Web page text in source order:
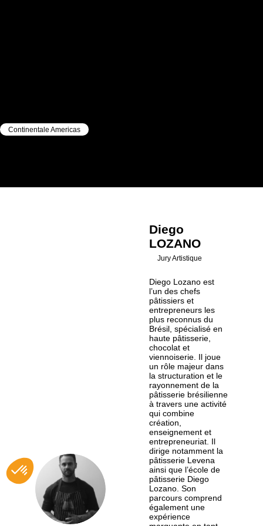
Continentale Americas
DL
Diego
LOZANO
Jury Artistique
Diego Lozano est
l’un des chefs
pâtissiers et
entrepreneurs les
plus reconnus du
Brésil, spécialisé en
haute pâtisserie,
chocolat et
viennoiserie. Il joue
un rôle majeur dans
la structuration et le
rayonnement de la
pâtisserie brésilienne
à travers une activité
qui combine
création,
enseignement et
entrepreneuriat. Il
dirige notamment la
pâtisserie Levena
ainsi que l’école de
pâtisserie Diego
Lozano. Son
parcours comprend
également une
expérience